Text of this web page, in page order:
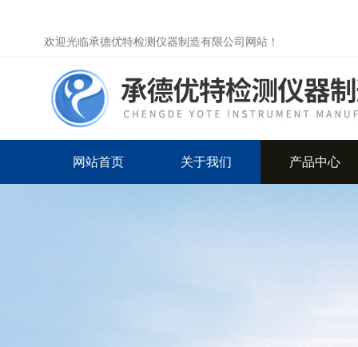
欢迎光临承德优特检测仪器制造有限公司网站！
网站首页 关于我们 产品中心